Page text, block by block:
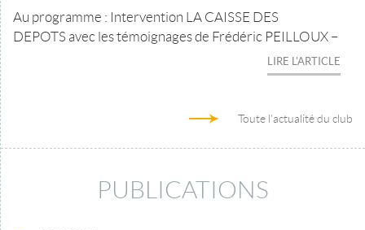
Au programme : Intervention LA CAISSE DES
DEPOTS avec les témoignages de Frédéric PEILLOUX –
LIRE L'ARTICLE
Toute l'actualité du club
PUBLICATIONS